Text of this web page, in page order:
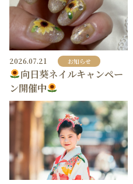
2026.07.21 お知らせ
向日葵ネイルキャンペー
ン開催中